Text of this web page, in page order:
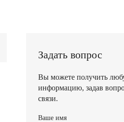
Задать вопрос
Вы можете получить
информацию, задав
связи.
Ваше имя